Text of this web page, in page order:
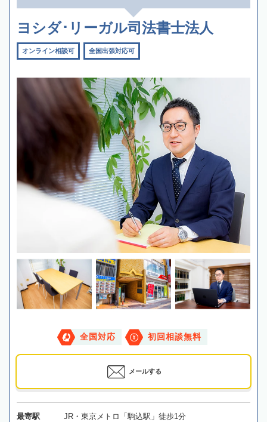
ヨシダ･リーガル司法書士法人
オンライン相談可 全国出張対応可
全国対応 初回相談無料
メールする
最寄駅 JR・東京メトロ「駒込駅」徒歩1分